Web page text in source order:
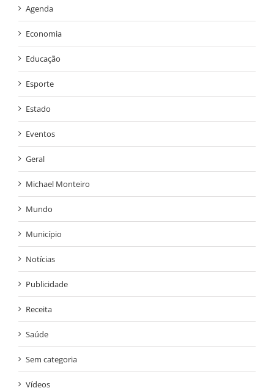
Agenda
Economia
Educação
Esporte
Estado
Eventos
Geral
Michael Monteiro
Mundo
Município
Notícias
Publicidade
Receita
Saúde
Sem categoria
Vídeos